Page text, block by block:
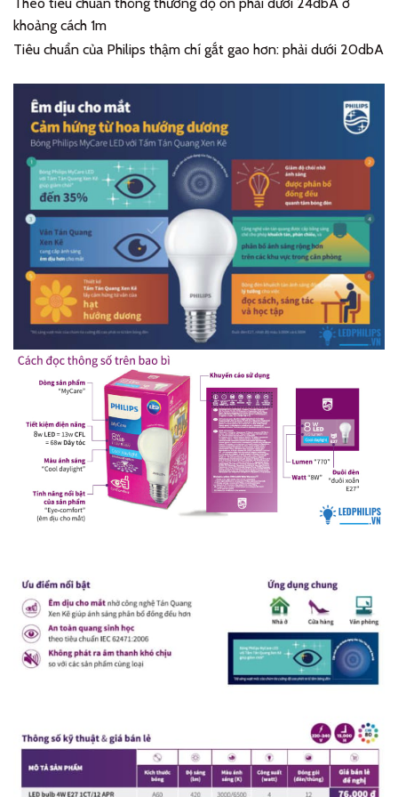
khoảng cách 1m
Tiêu chuẩn của Philips thậm chí gắt gao hơn: phải dưới 20dbA